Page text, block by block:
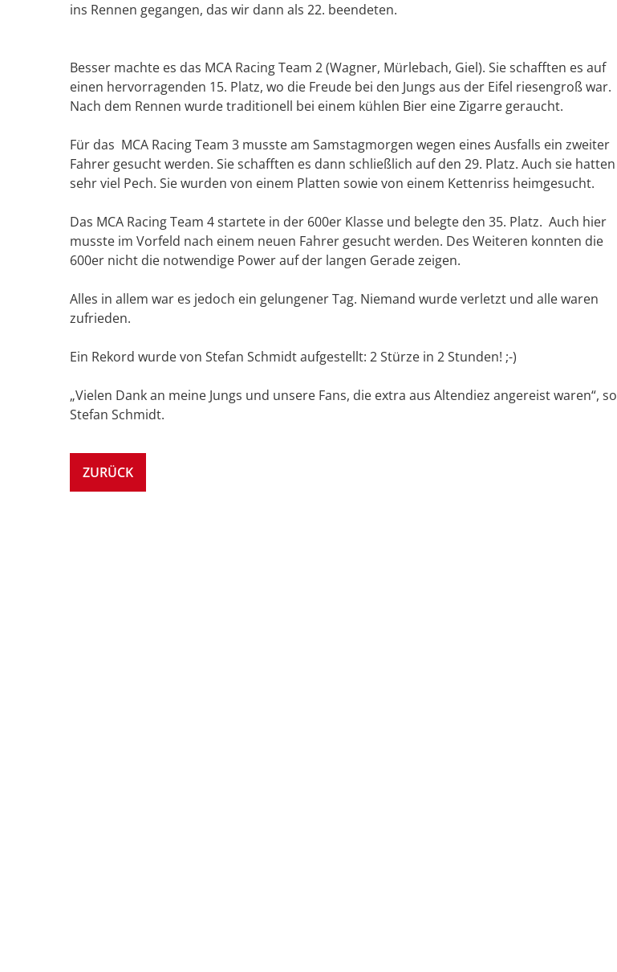
ins Rennen gegangen, das wir dann als 22. beendeten.
Besser machte es das MCA Racing Team 2 (Wagner, Mürlebach, Giel). Sie schafften es auf
einen hervorragenden 15. Platz, wo die Freude bei den Jungs aus der Eifel riesengroß war.
Nach dem Rennen wurde traditionell bei einem kühlen Bier eine Zigarre geraucht.
Für das MCA Racing Team 3 musste am Samstagmorgen wegen eines Ausfalls ein zweiter
Fahrer gesucht werden. Sie schafften es dann schließlich auf den 29. Platz. Auch sie hatten
sehr viel Pech. Sie wurden von einem Platten sowie von einem Kettenriss heimgesucht.
Das MCA Racing Team 4 startete in der 600er Klasse und belegte den 35. Platz. Auch hier
musste im Vorfeld nach einem neuen Fahrer gesucht werden. Des Weiteren konnten die
600er nicht die notwendige Power auf der langen Gerade zeigen.
Alles in allem war es jedoch ein gelungener Tag. Niemand wurde verletzt und alle waren
zufrieden.
Ein Rekord wurde von Stefan Schmidt aufgestellt: 2 Stürze in 2 Stunden! ;-)
„Vielen Dank an meine Jungs und unsere Fans, die extra aus Altendiez angereist waren“, so
Stefan Schmidt.
ZURÜCK